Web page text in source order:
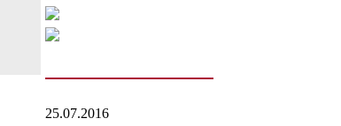
25.07.2016